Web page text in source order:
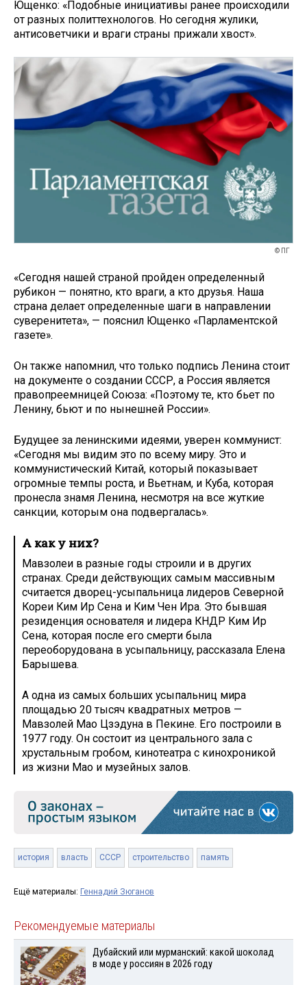
Ющенко: «Подобные инициативы ранее происходили
от разных политтехнологов. Но сегодня жулики,
антисоветчики и враги страны прижали хвост».
© ПГ
«Сегодня нашей страной пройден определенный
рубикон — понятно, кто враги, а кто друзья. Наша
страна делает определенные шаги в направлении
суверенитета», — пояснил Ющенко «Парламентской
газете».
Он также напомнил, что только подпись Ленина стоит
на документе о создании СССР, а Россия является
правопреемницей Союза: «Поэтому те, кто бьет по
Ленину, бьют и по нынешней России».
Будущее за ленинскими идеями, уверен коммунист:
«Сегодня мы видим это по всему миру. Это и
коммунистический Китай, который показывает
огромные темпы роста, и Вьетнам, и Куба, которая
пронесла знамя Ленина, несмотря на все жуткие
санкции, которым она подвергалась».
А как у них?
Мавзолеи в разные годы строили и в других
странах. Среди действующих самым массивным
считается дворец-усыпальница лидеров Северной
Кореи Ким Ир Сена и Ким Чен Ира. Это бывшая
резиденция основателя и лидера КНДР Ким Ир
Сена, которая после его смерти была
переоборудована в усыпальницу, рассказала Елена
Барышева.
А одна из самых больших усыпальниц мира
площадью 20 тысяч квадратных метров —
Мавзолей Мао Цзэдуна в Пекине. Его построили в
1977 году. Он состоит из центрального зала с
хрустальным гробом, кинотеатра с кинохроникой
из жизни Мао и музейных залов.
история власть СССР строительство память
Ещё материалы: Геннадий Зюганов
Рекомендуемые материалы
Дубайский или мурманский: какой шоколад
в моде у россиян в 2026 году